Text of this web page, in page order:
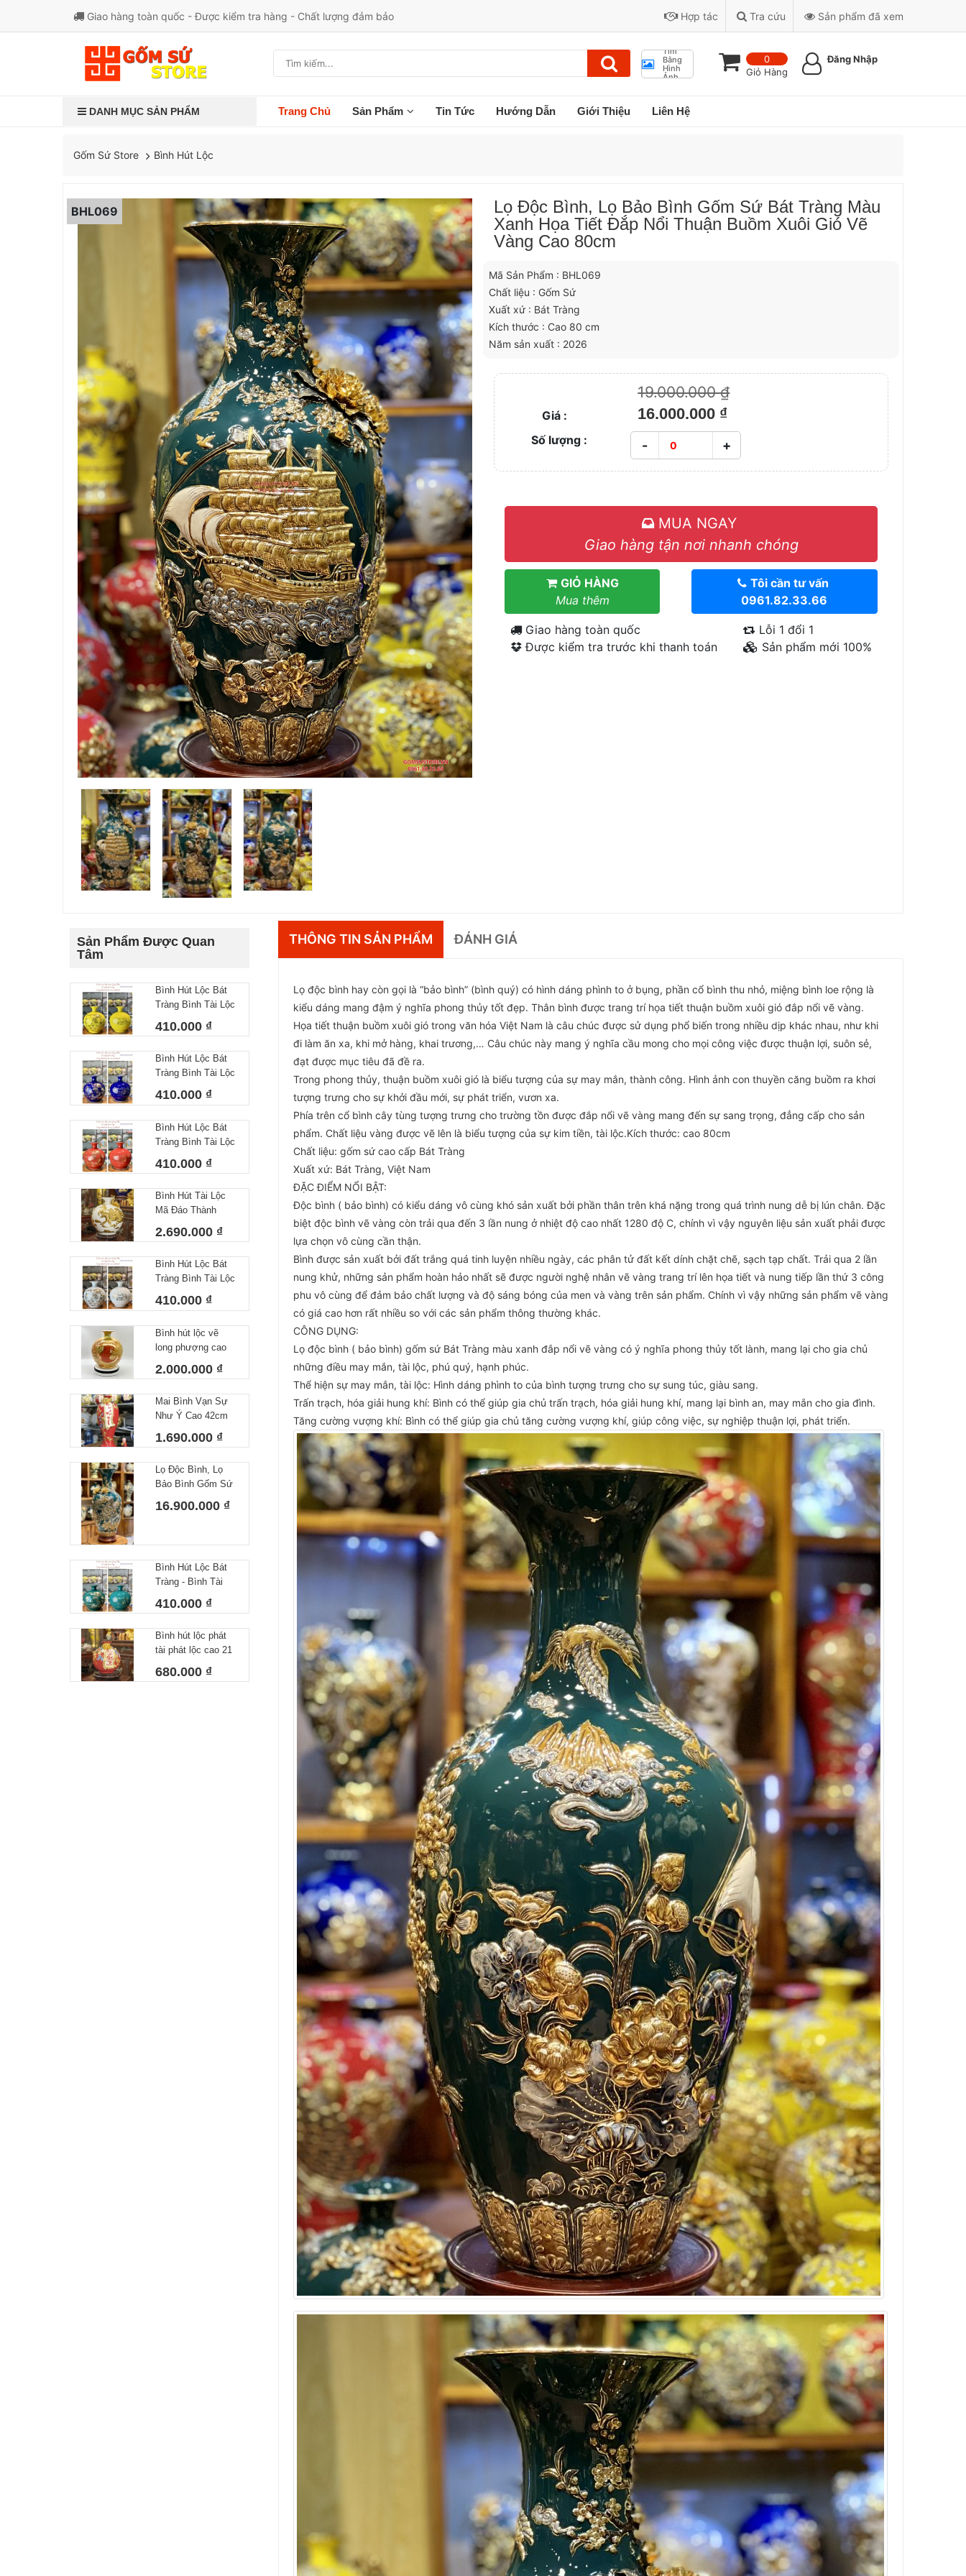
Giao hàng toàn quốc - Được kiểm tra hàng - Chất lượng đảm bảo Hợp tác Tra cứu Sản phẩm đã xem
Tìm
Bằng
Hình
Ảnh
0
Giỏ Hàng
Đăng Nhập
DANH MỤC SẢN PHẨM Trang Chủ Sản Phẩm Tin Tức Hướng Dẫn Giới Thiệu Liên Hệ
Gốm Sứ Store Bình Hút Lộc
BHL069
Lọ Độc Bình, Lọ Bảo Bình Gốm Sứ Bát Tràng Màu
Xanh Họa Tiết Đắp Nổi Thuận Buồm Xuôi Gió Vẽ
Vàng Cao 80cm
Mã Sản Phẩm : BHL069
Chất liệu : Gốm Sứ
Xuất xứ : Bát Tràng
Kích thước : Cao 80 cm
Năm sản xuất : 2026
19.000.000 ₫
Giá : 16.000.000 ₫
Số lượng : - +
MUA NGAY
Giao hàng tận nơi nhanh chóng
GIỎ HÀNG
Mua thêm
Tôi cần tư vấn
0961.82.33.66
Giao hàng toàn quốc
Được kiểm tra trước khi thanh toán
Lỗi 1 đổi 1
Sản phẩm mới 100%
Sản Phẩm Được Quan
Tâm
Bình Hút Lộc Bát
Tràng Bình Tài Lộc
Công Danh Tài Lộc
Vàng
410.000 ₫
Bình Hút Lộc Bát
Tràng Bình Tài Lộc
Công Danh Tài Lộc
Xanh Dương
410.000 ₫
Bình Hút Lộc Bát
Tràng Bình Tài Lộc
Màu Đỏ
410.000 ₫
Bình Hút Tài Lộc
Mã Đáo Thành
Công Cao 30 cm
2.690.000 ₫
Bình Hút Lộc Bát
Tràng Bình Tài Lộc
Công Danh Tài Lộc
Trắng
410.000 ₫
Bình hút lộc vẽ
long phượng cao
2.000.000 ₫
Mai Bình Vạn Sự
Như Ý Cao 42cm
1.690.000 ₫
Lọ Độc Bình, Lọ
Bảo Bình Gốm Sứ
Xanh Họa Tiết Đắp
16.900.000 ₫
Bình Hút Lộc Bát
Tràng - Bình Tài
Lộc Xanh Lá
410.000 ₫
Bình hút lộc phát
tài phát lộc cao 21
680.000 ₫
THÔNG TIN SẢN PHẨM ĐÁNH GIÁ
Lọ độc bình hay còn gọi là “bảo bình” (bình quý) có hình dáng phình to ở bụng, phần cổ bình thu nhỏ, miệng bình loe rộng là
kiểu dáng mang đậm ý nghĩa phong thủy tốt đẹp. Thân bình được trang trí họa tiết thuận buồm xuôi gió đắp nổi vẽ vàng.
Họa tiết thuận buồm xuôi gió trong văn hóa Việt Nam là câu chúc được sử dụng phổ biến trong nhiều dịp khác nhau, như khi
đi làm ăn xa, khi mở hàng, khai trương,… Câu chúc này mang ý nghĩa cầu mong cho mọi công việc được thuận lợi, suôn sẻ,
đạt được mục tiêu đã đề ra.
Trong phong thủy, thuận buồm xuôi gió là biểu tượng của sự may mắn, thành công. Hình ảnh con thuyền căng buồm ra khơi
tượng trưng cho sự khởi đầu mới, sự phát triển, vươn xa.
Phía trên cổ bình cây tùng tượng trưng cho trường tồn được đắp nổi vẽ vàng mang đến sự sang trọng, đẳng cấp cho sản
phẩm. Chất liệu vàng được vẽ lên là biểu tượng của sự kim tiền, tài lộc.Kích thước: cao 80cm
Chất liệu: gốm sứ cao cấp Bát Tràng
Xuất xứ: Bát Tràng, Việt Nam
ĐẶC ĐIỂM NỔI BẬT:
Độc bình ( bảo bình) có kiểu dáng vô cùng khó sản xuất bởi phần thân trên khá nặng trong quá trình nung dễ bị lún chân. Đặc
biệt độc bình vẽ vàng còn trải qua đến 3 lần nung ở nhiệt độ cao nhất 1280 độ C, chính vì vậy nguyên liệu sản xuất phải được
lựa chọn vô cùng cần thận.
Bình được sản xuất bởi đất trắng quá tinh luyện nhiều ngày, các phân tử đất kết dính chặt chẽ, sạch tạp chất. Trải qua 2 lần
nung khử, những sản phẩm hoàn hảo nhất sẽ được người nghệ nhân vẽ vàng trang trí lên họa tiết và nung tiếp lần thứ 3 công
phu vô cùng để đảm bảo chất lượng và độ sáng bóng của men và vàng trên sản phẩm. Chính vì vậy những sản phẩm vẽ vàng
có giá cao hơn rất nhiều so với các sản phẩm thông thường khác.
CÔNG DỤNG:
Lọ độc bình ( bảo bình) gốm sứ Bát Tràng màu xanh đắp nổi vẽ vàng có ý nghĩa phong thủy tốt lành, mang lại cho gia chủ
những điều may mắn, tài lộc, phú quý, hạnh phúc.
Thể hiện sự may mắn, tài lộc: Hình dáng phình to của bình tượng trưng cho sự sung túc, giàu sang.
Trấn trạch, hóa giải hung khí: Bình có thể giúp gia chủ trấn trạch, hóa giải hung khí, mang lại bình an, may mắn cho gia đình.
Tăng cường vượng khí: Bình có thể giúp gia chủ tăng cường vượng khí, giúp công việc, sự nghiệp thuận lợi, phát triển.